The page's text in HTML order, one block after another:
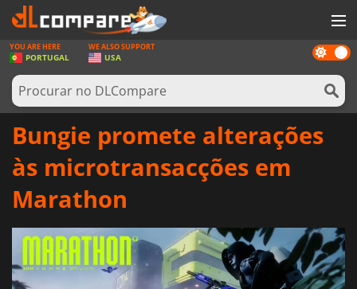
JOGOS
GAME CARDS
SOFTWARE
REWARDS
ENTRAR OU REGISTAR
Dark
mode
YOU ARE HERE
PORTUGAL
WE ALSO SUPPORT
USA
Bungie promete alterações
às microtransacções em
Marathon